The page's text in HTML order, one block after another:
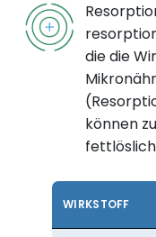
die die
können
WIRKSTOFF